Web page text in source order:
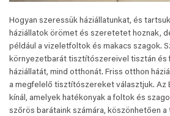
Hogyan szeressük háziállatunkat, és
háziállatok örömet és szeretetet hoznak,
például a vizeletfoltok és makacs szagok.
környezetbarát tisztítószereivel tisztán és
háziállatát, mind otthonát. Friss otthon
a megfelelő tisztítószereket választjuk. Az
kínál, amelyek hatékonyak a foltok és
szőrös barátaink számára, köszönhetően